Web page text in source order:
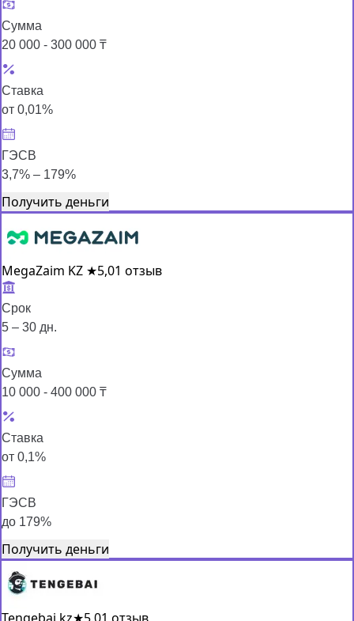
Сумма
20 000 - 300 000 ₸
Ставка
от 0,01%
ГЭСВ
3,7% – 179%
Получить деньги
MegaZaim KZ ★5,01 отзыв
Срок
5 – 30 дн.
Сумма
10 000 - 400 000 ₸
Ставка
от 0,1%
ГЭСВ
до 179%
Получить деньги
Tengebai kz★5,01 отзыв